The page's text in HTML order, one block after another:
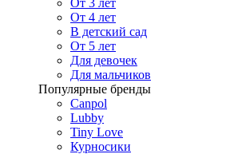
От 3 лет
От 4 лет
В детский сад
От 5 лет
Для девочек
Для мальчиков
Популярные бренды
Canpol
Lubby
Tiny Love
Курносики